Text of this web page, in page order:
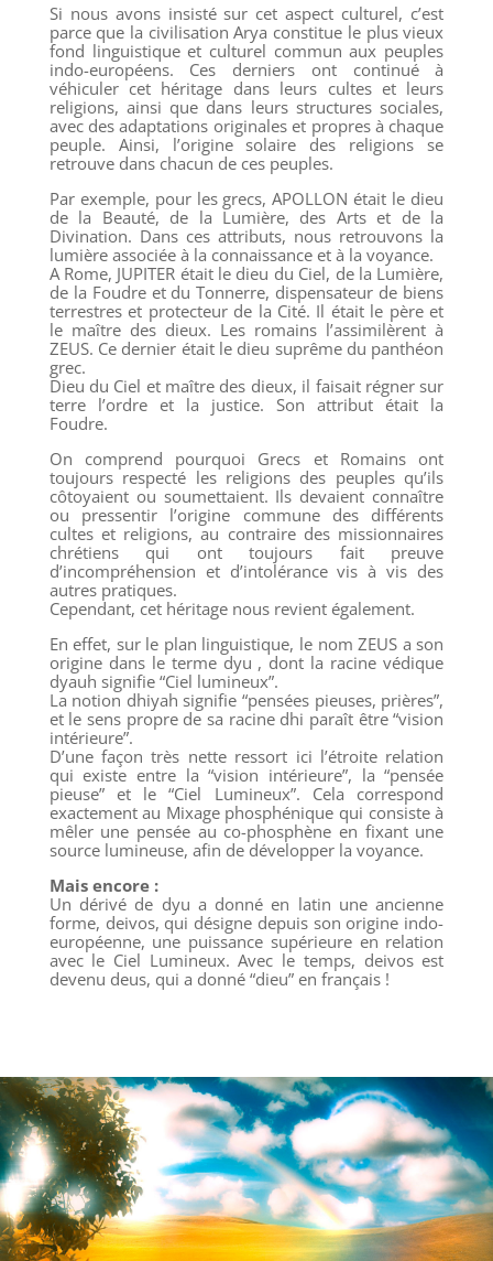
Si nous avons insisté sur cet aspect culturel, c’est
parce que la civilisation Arya constitue le plus vieux
fond linguistique et culturel commun aux peuples
indo-européens. Ces derniers ont continué à
véhiculer cet héritage dans leurs cultes et leurs
religions, ainsi que dans leurs structures sociales,
avec des adaptations originales et propres à chaque
peuple. Ainsi, l’origine solaire des religions se
retrouve dans chacun de ces peuples.
Par exemple, pour les grecs, APOLLON était le dieu
de la Beauté, de la Lumière, des Arts et de la
Divination. Dans ces attributs, nous retrouvons la
lumière associée à la connaissance et à la voyance.
A Rome, JUPITER était le dieu du Ciel, de la Lumière,
de la Foudre et du Tonnerre, dispensateur de biens
terrestres et protecteur de la Cité. Il était le père et
le maître des dieux. Les romains l’assimilèrent à
ZEUS. Ce dernier était le dieu suprême du panthéon
grec.
Dieu du Ciel et maître des dieux, il faisait régner sur
terre l’ordre et la justice. Son attribut était la
Foudre.
On comprend pourquoi Grecs et Romains ont
toujours respecté les religions des peuples qu’ils
côtoyaient ou soumettaient. Ils devaient connaître
ou pressentir l’origine commune des différents
cultes et religions, au contraire des missionnaires
chrétiens qui ont toujours fait preuve
d’incompréhension et d’intolérance vis à vis des
autres pratiques.
Cependant, cet héritage nous revient également.
En effet, sur le plan linguistique, le nom ZEUS a son
origine dans le terme dyu , dont la racine védique
dyauh signifie “Ciel lumineux”.
La notion dhiyah signifie “pensées pieuses, prières”,
et le sens propre de sa racine dhi paraît être “vision
intérieure”.
D’une façon très nette ressort ici l’étroite relation
qui existe entre la “vision intérieure”, la “pensée
pieuse” et le “Ciel Lumineux”. Cela correspond
exactement au Mixage phosphénique qui consiste à
mêler une pensée au co-phosphène en fixant une
source lumineuse, afin de développer la voyance.
Mais encore :
Un dérivé de dyu a donné en latin une ancienne
forme, deivos, qui désigne depuis son origine indo-
européenne, une puissance supérieure en relation
avec le Ciel Lumineux. Avec le temps, deivos est
devenu deus, qui a donné “dieu” en français !